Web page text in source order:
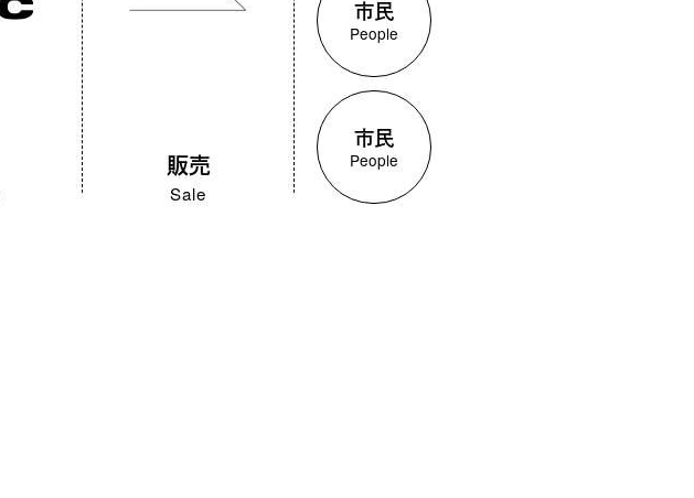
販売
Sale
市民
People
市民
People